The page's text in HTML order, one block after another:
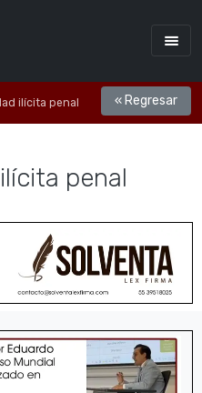
ilí­cita penal « Regresar
penal